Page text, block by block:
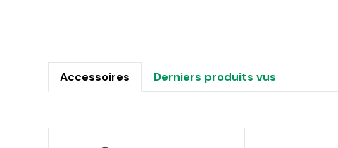
Accessoires Derniers produits vus